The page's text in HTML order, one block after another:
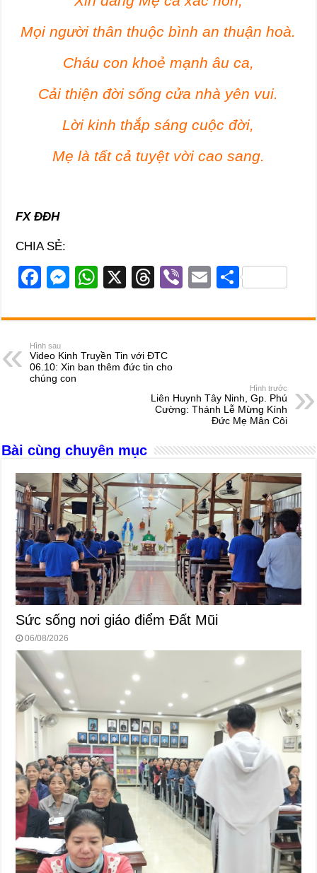
Mọi người thân thuộc bình an thuận hoà.
Cháu con khoẻ mạnh âu ca,
Cải thiện đời sống cửa nhà yên vui.
Lời kinh thắp sáng cuộc đời,
Mẹ là tất cả tuyệt vời cao sang.
FX ĐĐH
CHIA SẺ:
F
c
e
b
o
M
ss
e
n
g
W
at
s
A
X
T
e
a
d
s
Vi
er
E
ail
S
ar
Hình sau
Video Kinh Truyền Tin với ĐTC
06.10: Xin ban thêm đức tin cho
chúng con
Hình trước
Liên Huynh Tây Ninh, Gp. Phú
Cường: Thánh Lễ Mừng Kính
Đức Mẹ Mân Côi
Bài cùng chuyên mục
Sức sống nơi giáo điểm Đất Mũi
06/08/2026